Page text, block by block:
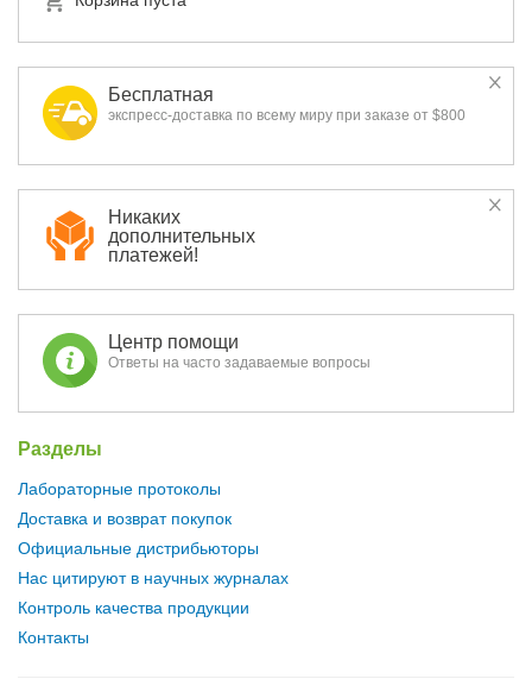
Бесплатная
экспресс-доставка по всему миру при заказе от $800
Никаких
дополнительных
платежей!
Центр помощи
Ответы на часто задаваемые вопросы
Разделы
Лабораторные протоколы
Доставка и возврат покупок
Официальные дистрибьюторы
Нас цитируют в научных журналах
Контроль качества продукции
Контакты